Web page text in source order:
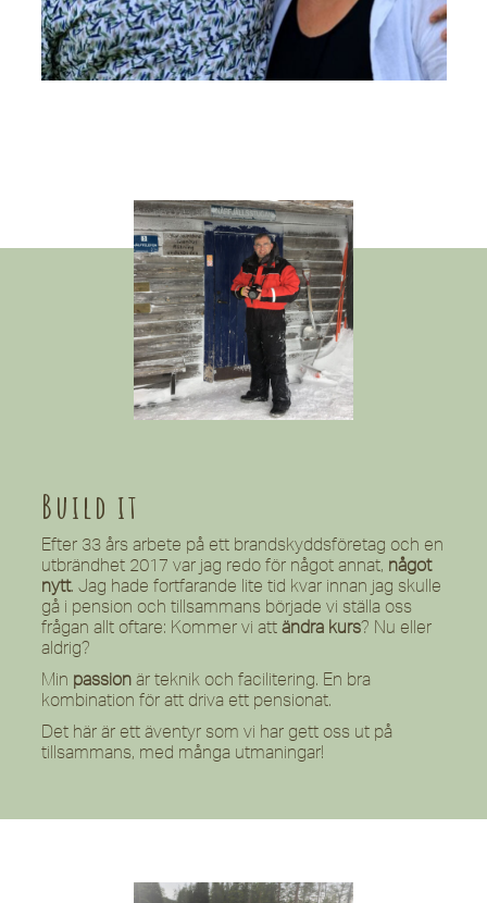
Build it
Efter 33 års arbete på ett brandskyddsföretag och en
utbrändhet 2017 var jag redo för något annat, något
nytt. Jag hade fortfarande lite tid kvar innan jag skulle
gå i pension och tillsammans började vi ställa oss
frågan allt oftare: Kommer vi att ändra kurs? Nu eller
aldrig?
Min passion är teknik och facilitering. En bra
kombination för att driva ett pensionat.
Det här är ett äventyr som vi har gett oss ut på
tillsammans, med många utmaningar!